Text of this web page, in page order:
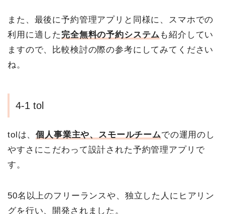
また、最後に予約管理アプリと同様に、スマホでの
利用に適した 完全無料の予約システム も紹介してい
ますので、比較検討の際の参考にしてみてください
ね。
4-1 tol
tolは、個人事業主や、スモールチームでの運用のし
やすさにこだわって設計された予約管理アプリで
す。
50名以上のフリーランスや、独立した人にヒアリン
グを行い、開発されました。